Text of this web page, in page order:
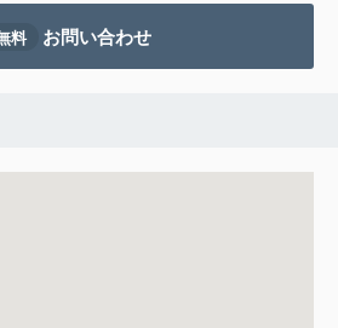
料 お問い合わせ